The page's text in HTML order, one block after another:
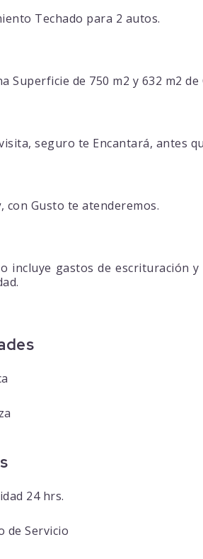
Techado para 2 autos.
Superficie de 750 m2 y 632 m2
seguro te Encantará, antes
, con Gusto te atenderemos.
incluye gastos de escrituración
24 hrs.
de Servicio